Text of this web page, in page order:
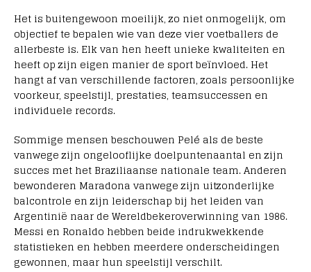
Het is buitengewoon moeilijk, zo niet onmogelijk, om
objectief te bepalen wie van deze vier voetballers de
allerbeste is. Elk van hen heeft unieke kwaliteiten en
heeft op zijn eigen manier de sport beïnvloed. Het
hangt af van verschillende factoren, zoals persoonlijke
voorkeur, speelstijl, prestaties, teamsuccessen en
individuele records.
Sommige mensen beschouwen Pelé als de beste
vanwege zijn ongelooflijke doelpuntenaantal en zijn
succes met het Braziliaanse nationale team. Anderen
bewonderen Maradona vanwege zijn uitzonderlijke
balcontrole en zijn leiderschap bij het leiden van
Argentinië naar de Wereldbekeroverwinning van 1986.
Messi en Ronaldo hebben beide indrukwekkende
statistieken en hebben meerdere onderscheidingen
gewonnen, maar hun speelstijl verschilt.